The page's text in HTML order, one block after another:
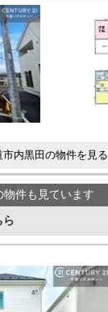
市内黒田の物件を見る
物件も見ています
ら